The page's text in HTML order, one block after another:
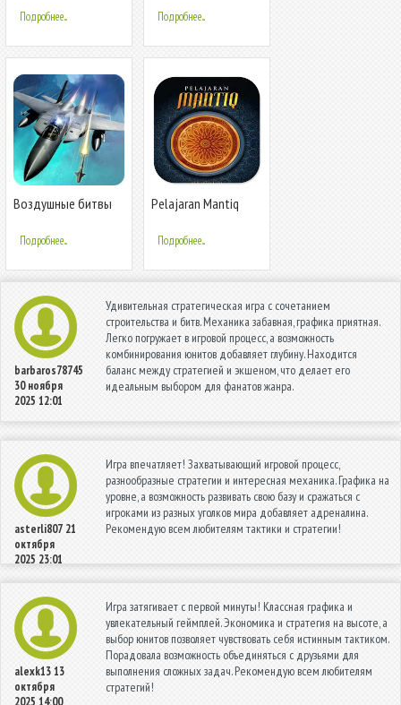
драконы в ММОРПГ
Подробнее...
реальность: крутые
AR-битвы
Подробнее...
Воздушные битвы
Подробнее...
Pelajaran Mantiq
Подробнее...
barbaros78745
30 ноября
2025 12:01
Удивительная стратегическая игра с сочетанием
строительства и битв. Механика забавная, графика приятная.
Легко погружает в игровой процесс, а возможность
комбинирования юнитов добавляет глубину. Находится
баланс между стратегией и экшеном, что делает его
идеальным выбором для фанатов жанра.
asterli807 21
октября
2025 23:01
Игра впечатляет! Захватывающий игровой процесс,
разнообразные стратегии и интересная механика. Графика на
уровне, а возможность развивать свою базу и сражаться с
игроками из разных уголков мира добавляет адреналина.
Рекомендую всем любителям тактики и стратегии!
alexk1313
октября
Игра затягивает с первой минуты! Классная графика и
увлекательный геймплей. Экономика и стратегия на высоте, а
выбор юнитов позволяет чувствовать себя истинным тактиком.
Порадовала возможность объединяться с друзьями для
выполнения сложных задач. Рекомендую всем любителям
стратегий!